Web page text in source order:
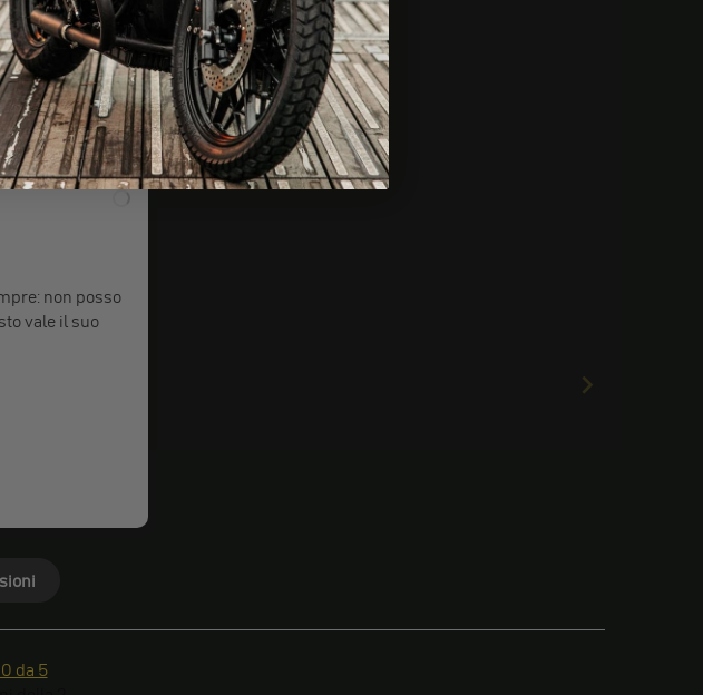
clienti
non posso
vale il suo
da 5